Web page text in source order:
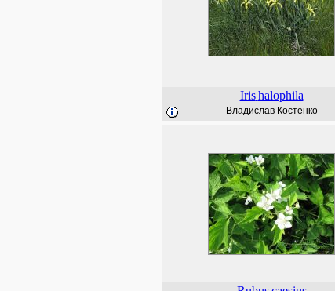
Iris halophila
Владислав Костенко